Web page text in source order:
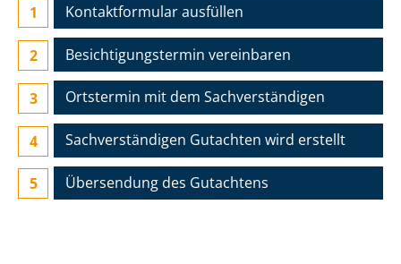
Kontaktformular ausfüllen
Besichtigungs­termin vereinbaren
Ortstermin mit dem Sach­ver­stän­di­gen
Sach­ver­stän­di­gen Gutachten wird erstellt
Übersendung des Gutachtens